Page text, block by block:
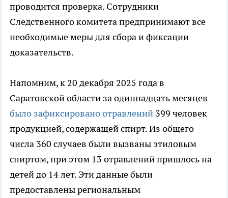
проводится проверка. Сотрудники
Следственного комитета предпринимают все
необходимые меры для сбора и фиксации
доказательств.
Напомним, к 20 декабря 2025 года в
Саратовской области за одиннадцать месяцев
было зафиксировано отравлений 399 человек
продукцией, содержащей спирт. Из общего
числа 360 случаев были вызваны этиловым
спиртом, при этом 13 отравлений пришлось на
детей до 14 лет. Эти данные были
предоставлены региональным